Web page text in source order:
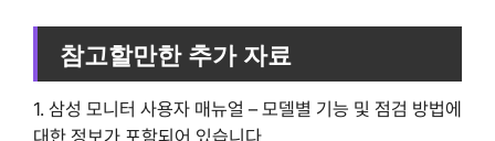
참고할만한 추가 자료
1. 삼성 모니터 사용자 매뉴얼 – 모델별 기능 및 점검 방법에